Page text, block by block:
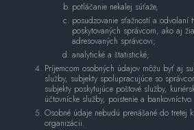
potláčanie nekalej súťaže,
posudzovanie sťažností a odvolaní
poskytovaných správcom, ako aj
adresovaných správcovi;
analytické a štatistické;
Príjemcom osobných údajov môžu byť aj
služby, subjekty spolupracujúce so
subjekty poskytujúce poštové služby,
účtovnícke služby, poistenie a bankovníctvo.
Osobné údaje nebudú prenášané do tretej
organizácii.